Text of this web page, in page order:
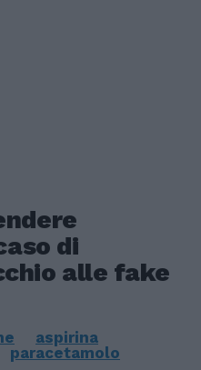
di
alle fake
aspirina
paracetamolo